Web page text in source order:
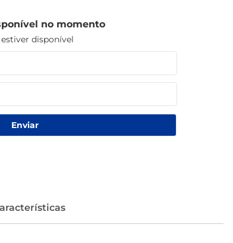
no momento
disponível
Enviar